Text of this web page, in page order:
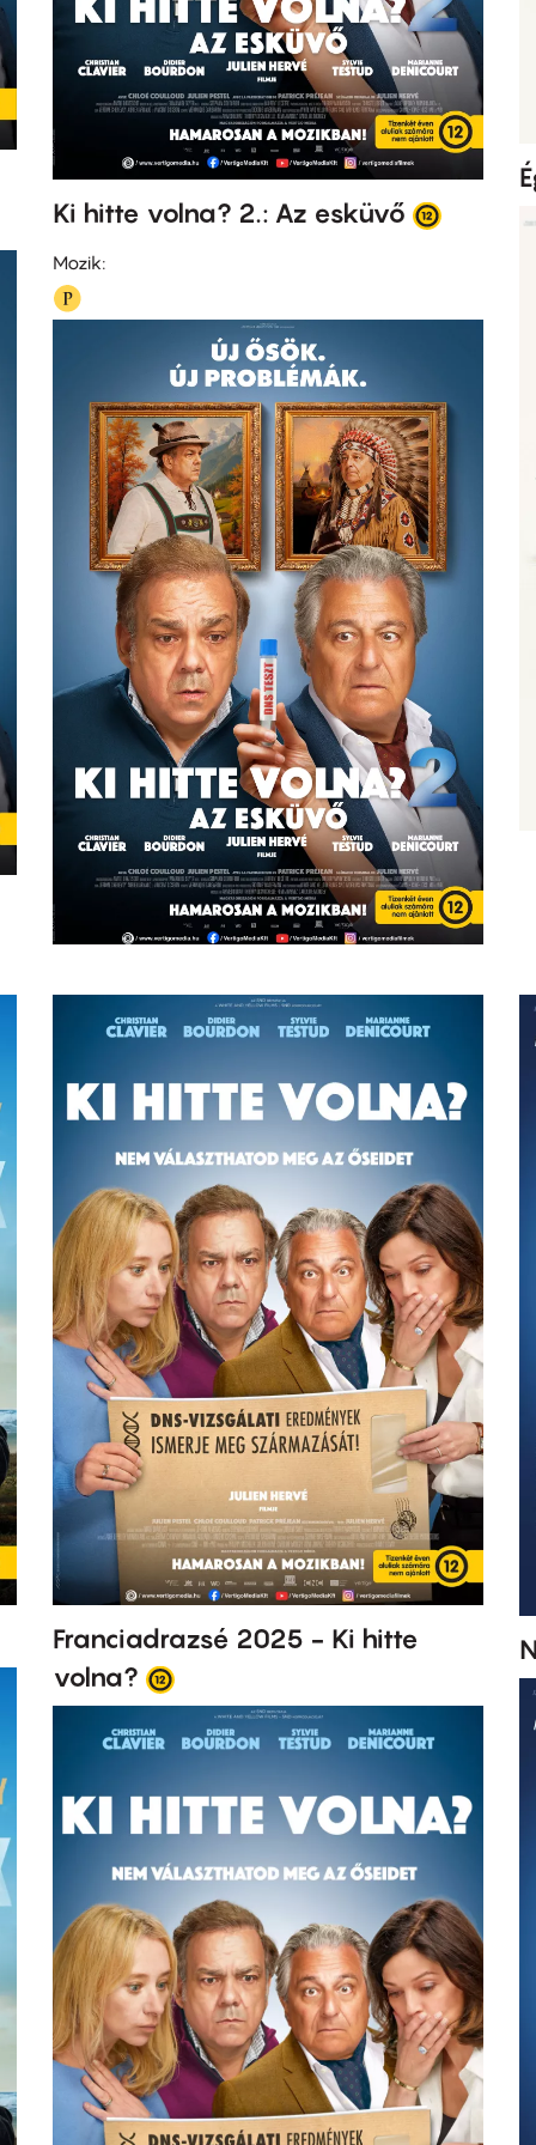
Ki hitte volna? 2.: Az esküvő
Mozik:
Franciadrazsé 2025 - Ki hitte
volna?